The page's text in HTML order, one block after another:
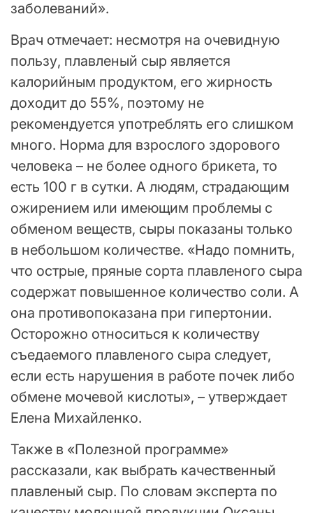
заболеваний».
Врач отмечает: несмотря на очевидную
пользу, плавленый сыр является
калорийным продуктом, его жирность
доходит до 55%, поэтому не
рекомендуется употреблять его слишком
много. Норма для взрослого здорового
человека – не более одного брикета, то
есть 100 г в сутки. А людям, страдающим
ожирением или имеющим проблемы с
обменом веществ, сыры показаны только
в небольшом количестве. «Надо помнить,
что острые, пряные сорта плавленого сыра
содержат повышенное количество соли. А
она противопоказана при гипертонии.
Осторожно относиться к количеству
съедаемого плавленого сыра следует,
если есть нарушения в работе почек либо
обмене мочевой кислоты», – утверждает
Елена Михайленко.
Также в «Полезной программе»
рассказали, как выбрать качественный
плавленый сыр. По словам эксперта по